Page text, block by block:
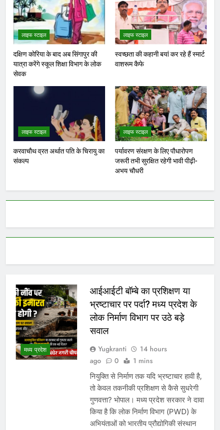
लाइफ स्टाइल
दक्षिण कोरिया के बाद अब सिंगापुर की
यात्रा करेंगे स्कूल शिक्षा विभाग के लोक
सेवक
लाइफ स्टाइल
स्वच्छता की कहानी बयां कर रहे हैं स्मार्ट
वाशरूम कैफे
लाइफ स्टाइल
करवाचौथ व्रत अर्थात पति के चिरायु का
संकल्प
लाइफ स्टाइल
पर्यावरण संरक्षण के लिए पौधारोपण
जरूरी तभी सुरक्षित रहेगी भावी पीढ़ी-
अभय चौधरी
मध्य प्रदेश
आईआईटी बॉम्बे का प्रशिक्षण या
भ्रष्टाचार पर पर्दा? मध्य प्रदेश के
लोक निर्माण विभाग पर उठे बड़े
सवाल
Yugkranti
14 hours
ago
0 1 mins
नियुक्ति से निर्माण तक यदि भ्रष्टाचार हावी है,
तो केवल तकनीकी प्रशिक्षण से कैसे सुधरेगी
गुणवत्ता? भोपाल। मध्य प्रदेश सरकार ने दावा
किया है कि लोक निर्माण विभाग (PWD) के
अभियंताओं को भारतीय प्रौद्योगिकी संस्थान